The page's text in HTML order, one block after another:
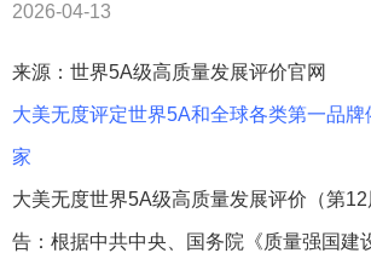
2026-04-13
来源：世界5A级高质量发展评价官网
大美无度评定世界5A和全球各类第一品牌
家
大美无度世界5A级高质量发展评价（第
告：根据中共中央、国务院《质量强国建